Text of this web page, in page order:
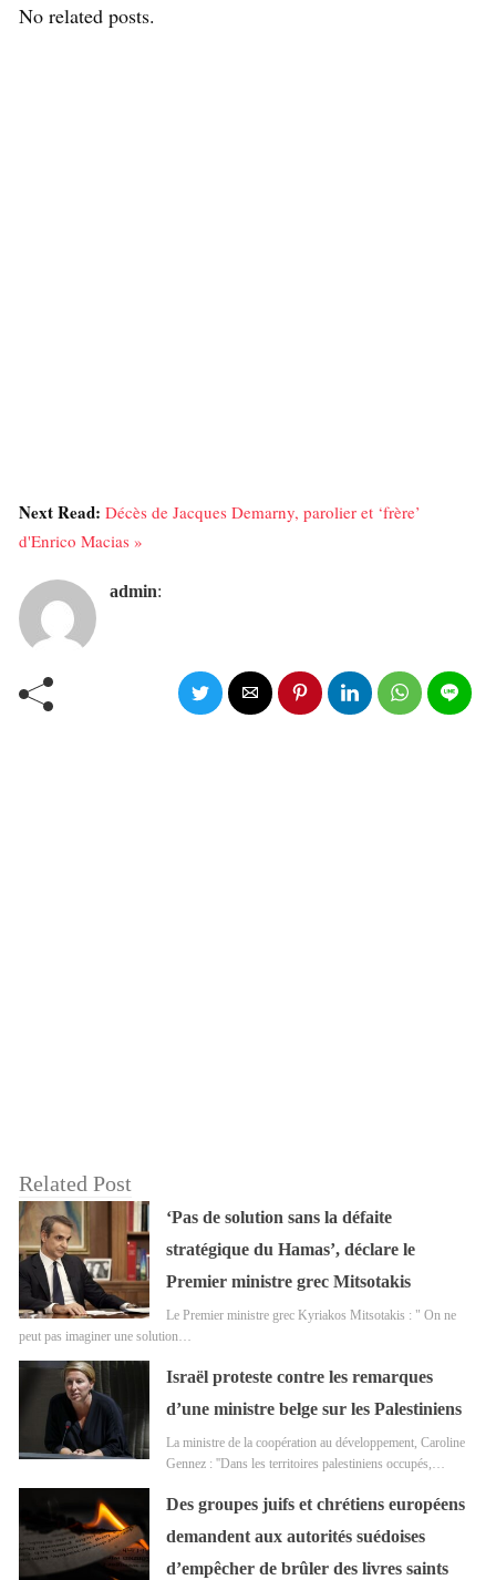
No related posts.
Next Read: Décès de Jacques Demarny, parolier et ‘frère’
d'Enrico Macias »
admin:
Related Post
‘Pas de solution sans la défaite
stratégique du Hamas’, déclare le
Premier ministre grec Mitsotakis
Le Premier ministre grec Kyriakos Mitsotakis : " On ne
peut pas imaginer une solution…
Israël proteste contre les remarques
d’une ministre belge sur les Palestiniens
La ministre de la coopération au développement, Caroline
Gennez : ''Dans les territoires palestiniens occupés,…
Des groupes juifs et chrétiens européens
demandent aux autorités suédoises
d’empêcher de brûler des livres saints